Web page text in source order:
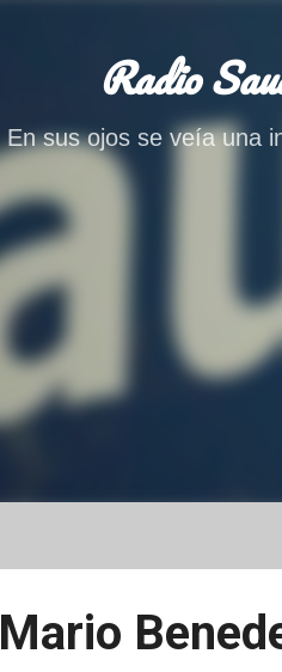
Radio
En sus ojos se veía una
Mario